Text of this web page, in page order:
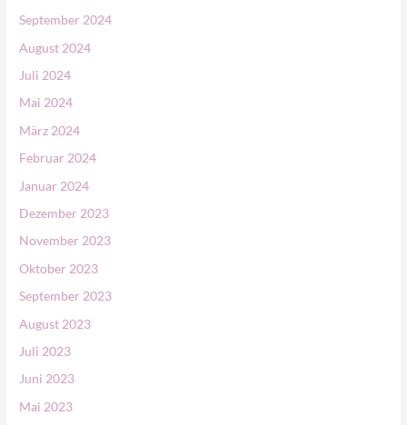
September 2024
August 2024
Juli 2024
Mai 2024
März 2024
Februar 2024
Januar 2024
Dezember 2023
November 2023
Oktober 2023
September 2023
August 2023
Juli 2023
Juni 2023
Mai 2023